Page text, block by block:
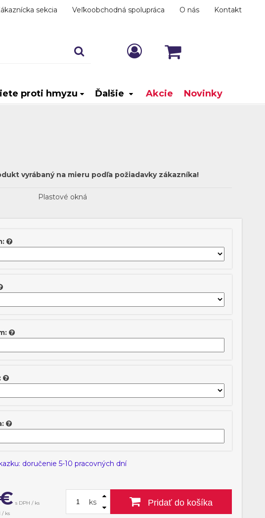
sekcia Veľkoobchodná spolupráca O nás Kontakt
proti hmyzu Ďalšie Akcie Novinky
doručenie 5-10 pracovných dní
s DPH / ks
/ ks
ks Pridať do košíka
vyrábaný na mieru podľa požiadavky zákazníka!
Plastové okná